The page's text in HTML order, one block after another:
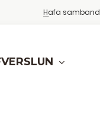
Hafa samband